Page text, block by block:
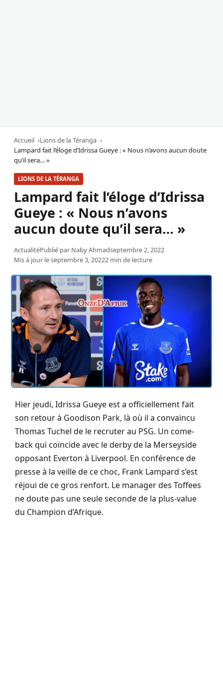
Accueil
Lions de la Téranga
Lampard fait l’éloge d’Idrissa Gueye : « Nous n’avons aucun doute
qu’il sera… »
LIONS DE LA TÉRANGA
Lampard fait l’éloge d’Idrissa
Gueye : « Nous n’avons
aucun doute qu’il sera… »
ActualitéPublié par Naby Ahmadseptembre 2, 2022
Mis à jour le septembre 3, 20222 min de lecture
Hier jeudi, Idrissa Gueye est a officiellement fait
son retour à Goodison Park, là où il a convaincu
Thomas Tuchel de le recruter au PSG. Un come-
back qui coïncide avec le derby de la Merseyside
opposant Everton à Liverpool. En conférence de
presse à la veille de ce choc, Frank Lampard s’est
réjoui de ce gros renfort. Le manager des Toffees
ne doute pas une seule seconde de la plus-value
du Champion d’Afrique.